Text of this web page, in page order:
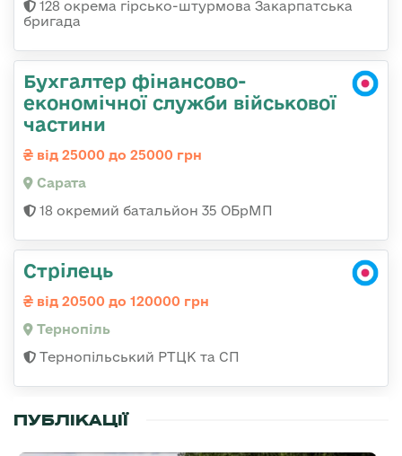
128 окрема гірсько-штурмова Закарпатська
бригада
Бухгалтер фінансово-
економічної служби військової
частини
від 25000 до 25000 грн
Сарата
18 окремий батальйон 35 ОБрМП
Стрілець
від 20500 до 120000 грн
Тернопіль
Тернопільський РТЦК та СП
ПУБЛІКАЦІЇ